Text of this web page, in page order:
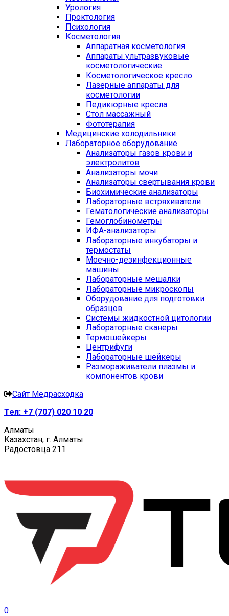
Урология
Проктология
Психология
Косметология
Аппаратная косметология
Аппараты ультразвуковые
косметологические
Косметологическое кресло
Лазерные аппараты для
косметологии
Педикюрные кресла
Стол массажный
Фототерапия
Медицинские холодильники
Лабораторное оборудование
Анализаторы газов крови и
электролитов
Анализаторы мочи
Анализаторы свёртывания крови
Биохимические анализаторы
Лабораторные встряхиватели
Гематологические анализаторы
Гемоглобинометры
ИФА-анализаторы
Лабораторные инкубаторы и
термостаты
Моечно-дезинфекционные
машины
Лабораторные мешалки
Лабораторные микроскопы
Оборудование для подготовки
образцов
Системы жидкостной цитологии
Лабораторные сканеры
Термошейкеры
Центрифуги
Лабораторные шейкеры
Размораживатели плазмы и
компонентов крови
Сайт Медрасходка
Тел: +7 (707) 020 10 20
Алматы
Казахстан, г. Алматы
Радостовца 211
0